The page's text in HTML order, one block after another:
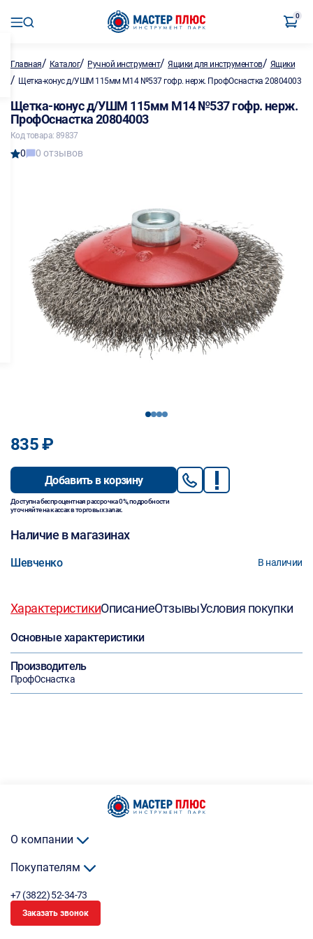
0
Главная/ Каталог/ Ручной инструмент/Ящики для инструментов/ Ящики
/ Щетка-конус д/УШМ 115мм М14 №537 гофр. нерж. ПрофОснастка 20804003
Щетка-конус д/УШМ 115мм М14 №537 гофр. нерж.
ПрофОснастка 20804003
Код товара: 89837
0 0 отзывов
1234
835 ₽
Добавить в корзину
Доступна беспроцентная рассрочка 0%, подробности
уточняйте на кассах в торговых залах.
Наличие в магазинах
Шевченко В наличии
ХарактеристикиОписаниеОтзывыУсловия покупки
Основные характеристики
Производитель
ПрофОснастка
О компании
Покупателям
+7 (3822) 52-34-73
Заказать звонок